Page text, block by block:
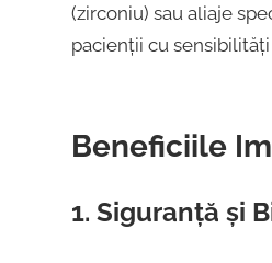
(zirconiu) sau aliaje
pacienții cu
Beneficiile
1. Siguranță și